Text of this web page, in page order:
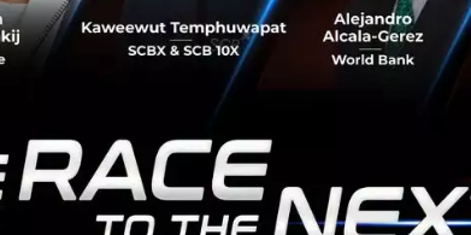
and storytelling....
May 8, 2020
Techsauce Team
Twitter ผนึก UNESCO สร้างอีโมจิรูปแบบพิเศษ